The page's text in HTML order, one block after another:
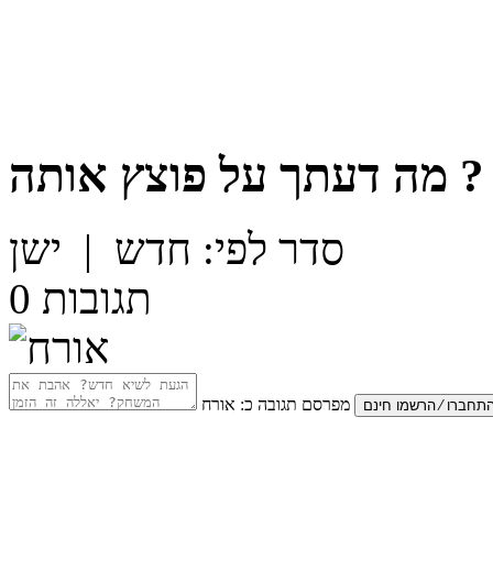
מה דעתך על פוצץ אותה ?
סדר לפי: חדש | ישן
0 תגובות
מפרסם תגובה כ: אורח